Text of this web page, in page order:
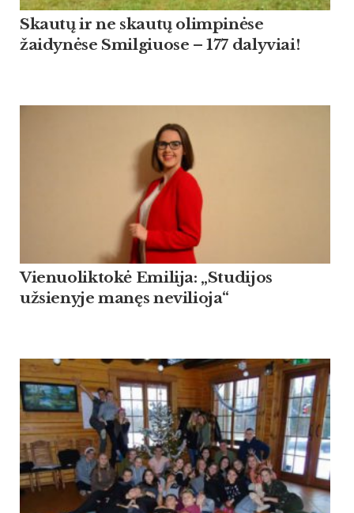
Skautų ir ne skautų olimpinėse
žaidynėse Smilgiuose – 177 dalyviai!
Vienuoliktokė Emilija: „Studijos
užsienyje manęs nevilioja“